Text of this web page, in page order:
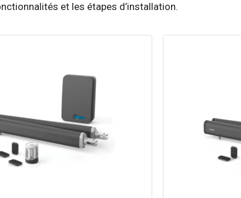
et les étapes d’installation.